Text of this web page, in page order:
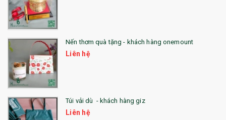
Nến thơm quà tặng - khách hàng onemount
Liên hệ
Túi vải dù - khách hàng giz
Liên hệ